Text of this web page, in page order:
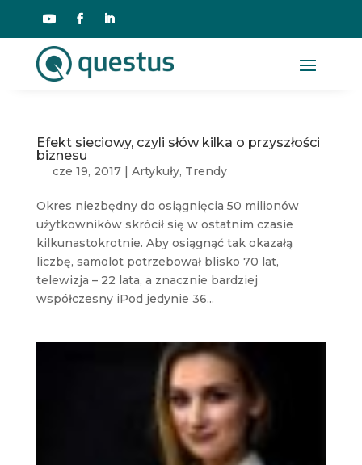
Efekt sieciowy, czyli słów kilka o przyszłości
biznesu
cze 19, 2017| Artykuły, Trendy
Okres niezbędny do osiągnięcia 50 milionów
użytkowników skrócił się w ostatnim czasie
kilkunastokrotnie. Aby osiągnąć tak okazałą
liczbę, samolot potrzebował blisko 70 lat,
telewizja – 22 lata, a znacznie bardziej
współczesny iPod jedynie 36...